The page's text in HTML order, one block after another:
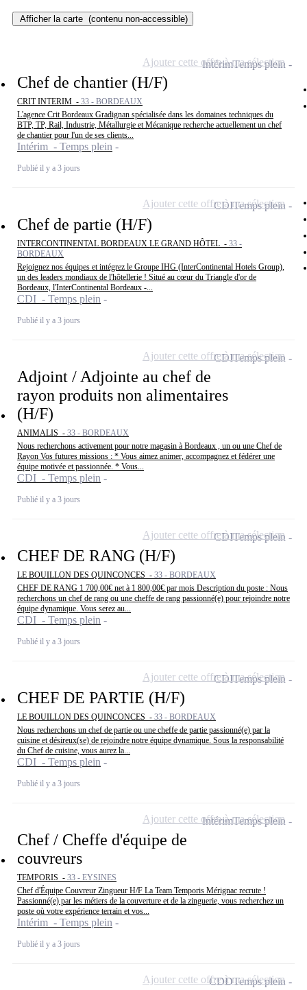
Afficher la carte (contenu non-accessible)
Chef de chantier (H/F)
CRIT INTERIM - 33 - BORDEAUX
L'agence Crit Bordeaux Gradignan spécialisée dans les domaines techniques du
BTP, TP, Rail, Industrie, Métallurgie et Mécanique recherche actuellement un chef
de chantier pour l'un de ses clients...
Intérim - Temps plein
Publié il y a 3 jours
IntérimTemps plein
Ajouter cette offre à ma sélection
Chef de partie (H/F)
INTERCONTINENTAL BORDEAUX LE GRAND HÔTEL - 33 -
BORDEAUX
Rejoignez nos équipes et intégrez le Groupe IHG (InterContinental Hotels Group),
un des leaders mondiaux de l'hôtellerie ! Situé au cœur du Triangle d'or de
Bordeaux, l'InterContinental Bordeaux -...
CDI - Temps plein
Publié il y a 3 jours
CDITemps plein
Ajouter cette offre à ma sélection
Adjoint / Adjointe au chef de
rayon produits non alimentaires
(H/F)
ANIMALIS - 33 - BORDEAUX
Nous recherchons activement pour notre magasin à Bordeaux , un ou une Chef de
Rayon Vos futures missions : * Vous aimez animer, accompagnez et fédérer une
équipe motivée et passionnée. * Vous...
CDI - Temps plein
Publié il y a 3 jours
CDITemps plein
Ajouter cette offre à ma sélection
CHEF DE RANG (H/F)
LE BOUILLON DES QUINCONCES - 33 - BORDEAUX
CHEF DE RANG 1 700,00€ net à 1 800,00€ par mois Description du poste : Nous
recherchons un chef de rang ou une cheffe de rang passionné(e) pour rejoindre notre
équipe dynamique. Vous serez au...
CDI - Temps plein
Publié il y a 3 jours
CDITemps plein
Ajouter cette offre à ma sélection
CHEF DE PARTIE (H/F)
LE BOUILLON DES QUINCONCES - 33 - BORDEAUX
Nous recherchons un chef de partie ou une cheffe de partie passionné(e) par la
cuisine et désireux(se) de rejoindre notre équipe dynamique. Sous la responsabilité
du Chef de cuisine, vous aurez la...
CDI - Temps plein
Publié il y a 3 jours
CDITemps plein
Ajouter cette offre à ma sélection
Chef / Cheffe d'équipe de
couvreurs
TEMPORIS - 33 - EYSINES
Chef d'Équipe Couvreur Zingueur H/F La Team Temporis Mérignac recrute !
Passionné(e) par les métiers de la couverture et de la zinguerie, vous recherchez un
poste où votre expérience terrain et vos...
Intérim - Temps plein
Publié il y a 3 jours
IntérimTemps plein
Ajouter cette offre à ma sélection
CDDTemps plein
Ajouter cette offre à ma sélection